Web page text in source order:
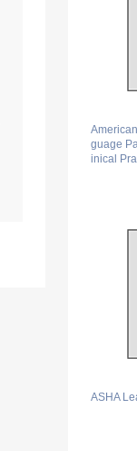
guage
inical
ASHA